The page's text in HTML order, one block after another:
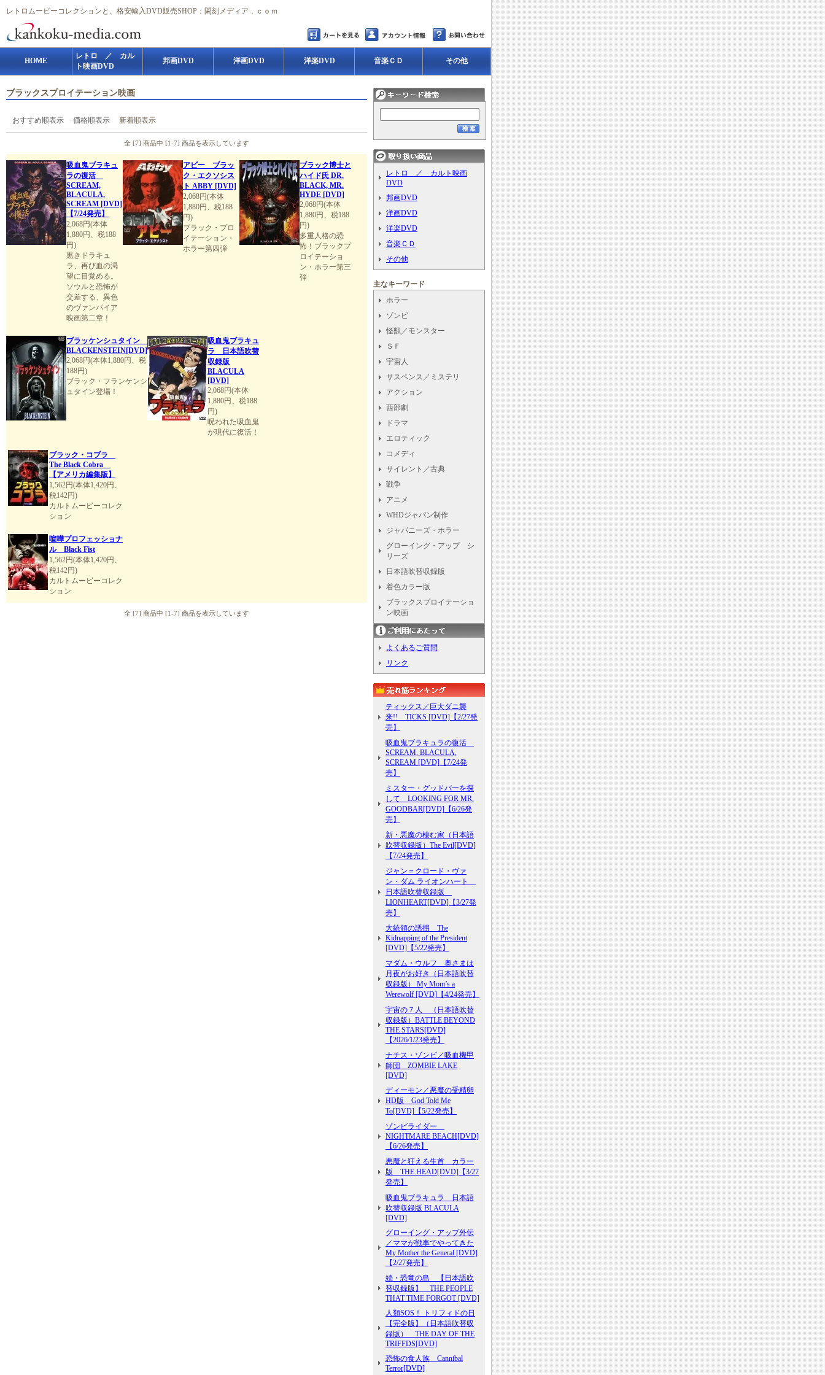
レトロムービーコレクションと、格安輸入DVD販売SHOP：閑刻メディア．ｃｏｍ
HOME
レトロ ／ カル
ト映画DVD
邦画DVD 洋画DVD 洋楽DVD 音楽ＣＤ その他
ブラックスプロイテーション映画
おすすめ順表示 価格順表示 新着順表示
全 [7] 商品中 [1-7] 商品を表示しています
吸血鬼ブラキュ
ラの復活
SCREAM,
BLACULA,
SCREAM [DVD]
【7/24発売】
2,068円(本体
1,880円、税188
円)
黒きドラキュ
ラ、再び血の渇
望に目覚める。
ソウルと恐怖が
交差する、異色
のヴァンパイア
映画第二章！
アビー ブラッ
ク・エクソシス
ト ABBY [DVD]
2,068円(本体
1,880円、税188
円)
ブラック・プロ
イテーション・
ホラー第四弾
ブラック博士と
ハイド氏 DR.
BLACK, MR.
HYDE [DVD]
2,068円(本体
1,880円、税188
円)
多重人格の恐
怖！ブラックプ
ロイテーショ
ン・ホラー第三
弾
ブラッケンシュタイン
BLACKENSTEIN[DVD]
2,068円(本体1,880円、税
188円)
ブラック・フランケンシ
ュタイン登場！
吸血鬼ブラキュ
ラ 日本語吹替
収録版
BLACULA
[DVD]
2,068円(本体
1,880円、税188
円)
呪われた吸血鬼
が現代に復活！
ブラック・コブラ
The Black Cobra
【アメリカ編集版】
1,562円(本体1,420円、
税142円)
カルトムービーコレク
ション
喧嘩プロフェッショナ
ル Black Fist
1,562円(本体1,420円、
税142円)
カルトムービーコレク
ション
全 [7] 商品中 [1-7] 商品を表示しています
レトロ ／ カルト映画
DVD
邦画DVD
洋画DVD
洋楽DVD
音楽ＣＤ
その他
主なキーワード
ホラー
ゾンビ
怪獣／モンスター
ＳＦ
宇宙人
サスペンス／ミステリ
アクション
西部劇
ドラマ
エロティック
コメディ
サイレント／古典
戦争
アニメ
WHDジャパン制作
ジャパニーズ・ホラー
グローイング・アップ シ
リーズ
日本語吹替収録版
着色カラー版
ブラックスプロイテーショ
ン映画
よくあるご質問
リンク
ティックス／巨大ダニ襲
来!! TICKS [DVD]【2/27発
売】
吸血鬼ブラキュラの復活
SCREAM, BLACULA,
SCREAM [DVD]【7/24発
売】
ミスター・グッドバーを探
して LOOKING FOR MR.
GOODBAR[DVD]【6/26発
売】
新・悪魔の棲む家（日本語
吹替収録版）The Evil[DVD]
【7/24発売】
ジャン＝クロード・ヴァ
ン・ダム ライオンハート
日本語吹替収録版
LIONHEART[DVD]【3/27発
売】
大統領の誘拐 The
Kidnapping of the President
[DVD]【5/22発売】
マダム・ウルフ 奥さまは
月夜がお好き（日本語吹替
収録版） My Mom’s a
Werewolf [DVD]【4/24発売】
宇宙の７人 （日本語吹替
収録版）BATTLE BEYOND
THE STARS[DVD]
【2026/1/23発売】
ナチス・ゾンビ／吸血機甲
師団 ZOMBIE LAKE
[DVD]
ディーモン／悪魔の受精卵
HD版 God Told Me
To[DVD]【5/22発売】
ゾンビライダー
NIGHTMARE BEACH[DVD]
【6/26発売】
悪魔と狂える生首 カラー
版 THE HEAD[DVD]【3/27
発売】
吸血鬼ブラキュラ 日本語
吹替収録版 BLACULA
[DVD]
グローイング・アップ外伝
／ママが戦車でやってきた
My Mother the General [DVD]
【2/27発売】
続・恐竜の島 【日本語吹
替収録版】 THE PEOPLE
THAT TIME FORGOT [DVD]
人類SOS！ トリフィドの日
【完全版】（日本語吹替収
録版） THE DAY OF THE
TRIFFDS[DVD]
恐怖の食人族 Cannibal
Terror[DVD]